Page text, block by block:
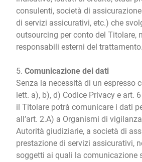
consulenti, società di
di servizi assicurativi, etc.) che
outsourcing per conto del Titolare,
responsabili esterni del trattamento.
5. Comunicazione dei dati
Senza la necessità di un espresso
lett. a), b), d) Codice Privacy e art.
il Titolare potrà comunicare i dati
all’art. 2.A) a Organismi di
Autorità giudiziarie, a società di
prestazione di servizi assicurativi,
soggetti ai quali la comunicazione